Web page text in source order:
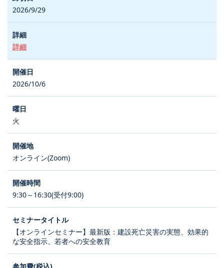
2026/9/29
詳細
2026/10/6
火
オンライン(Zoom)
9:30～16:30(受付9:00)
【オンラインセミナー】最新版：建設死亡災害の実態、効果的
な安全指示、若者への安全教育